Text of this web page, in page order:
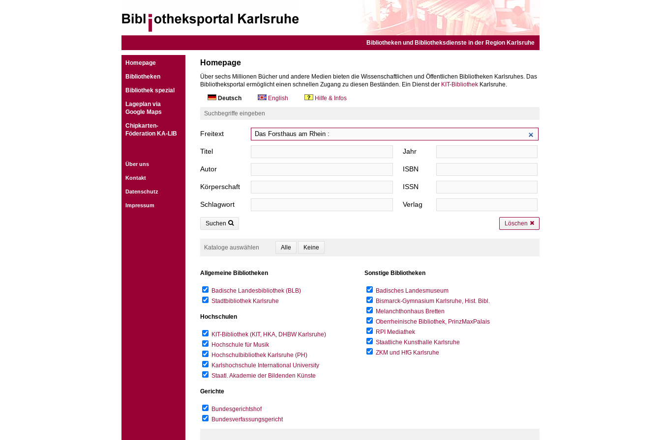
Bibliotheken und Bibliotheksdienste in der Region Karlsruhe
Homepage
Bibliotheken
Bibliothek spezial
Lageplan via
Google Maps
Chipkarten-
Föderation KA-LIB
Über uns
Kontakt
Datenschutz
Impressum
Homepage
Über sechs Millionen Bücher und andere Medien bieten die Wissenschaftlichen und Öffentlichen Bibliotheken Karlsruhes. Das
Bibliotheksportal ermöglicht einen schnellen Zugang zu diesen Beständen. Ein Dienst der KIT-Bibliothek Karlsruhe.
Deutsch
English Hilfe & Infos
Suchbegriffe eingeben
Freitext
Titel
Autor
Körperschaft
Schlagwort
Jahr
ISBN
ISSN
Verlag
Suchen Löschen
Kataloge auswählen
Allgemeine Bibliotheken
Badische Landesbibliothek (BLB)
Stadtbibliothek Karlsruhe
Hochschulen
KIT-Bibliothek (KIT, HKA, DHBW Karlsruhe)
Hochschule für Musik
Hochschulbibliothek Karlsruhe (PH)
Karlshochschule International University
Staatl. Akademie der Bildenden Künste
Gerichte
Bundesgerichtshof
Bundesverfassungsgericht
Sonstige Bibliotheken
Badisches Landesmuseum
Bismarck-Gymnasium Karlsruhe, Hist. Bibl.
Melanchthonhaus Bretten
Oberrheinische Bibliothek, PrinzMaxPalais
RPI Mediathek
Staatliche Kunsthalle Karlsruhe
ZKM und HfG Karlsruhe